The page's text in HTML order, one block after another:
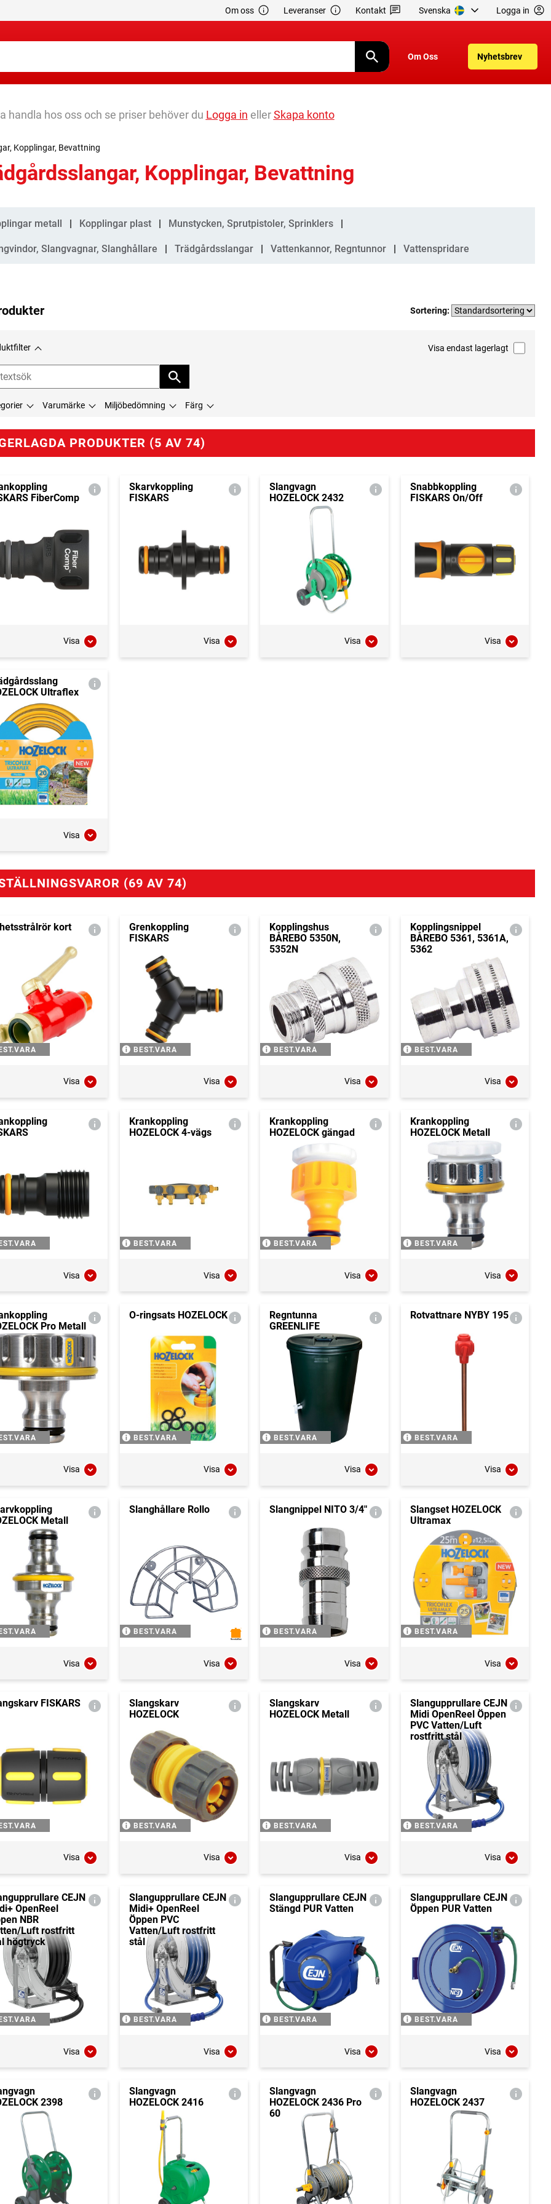
Om oss Leveranser Kontakt Svenska Logga in
Om Oss Nyhetsbrev
handla hos oss och se priser behöver du Logga in ellerSkapa konto
Kopplingar, Bevattning
Kopplingar, Bevattning
metall Kopplingar plast Munstycken, Sprutpistoler, Sprinklers
Slangvagnar, Slanghållare Trädgårdsslangar Vattenkannor, Regntunnor Vattenspridare
Sortering:
Visa endast lagerlagt
Varumärke Miljöbedömning Färg
PRODUKTER (5 AV 74)
FiberComp
Visa
Skarvkoppling
FISKARS
Visa
Slangvagn
HOZELOCK 2432
Visa
Snabbkoppling
FISKARS On/Off
Visa
Ultraflex
Visa
(69 AV 74)
kort
Visa
Grenkoppling
FISKARS
BEST.VARA
Visa
Kopplingshus
BÅREBO 5350N,
5352N
BEST.VARA
Visa
Kopplingsnippel
BÅREBO 5361, 5361A,
5362
BEST.VARA
Visa
Visa
Krankoppling
HOZELOCK 4-vägs
BEST.VARA
Visa
Krankoppling
HOZELOCK gängad
BEST.VARA
Visa
Krankoppling
HOZELOCK Metall
BEST.VARA
Visa
Pro Metall
Visa
O-ringsats HOZELOCK
BEST.VARA
Visa
Regntunna
GREENLIFE
BEST.VARA
Visa
Rotvattnare NYBY 195
BEST.VARA
Visa
Metall
Visa
Slanghållare Rollo
BEST.VARA
Visa
Slangnippel NITO 3/4"
BEST.VARA
Visa
Slangset HOZELOCK
Ultramax
BEST.VARA
Visa
FISKARS
Visa
Slangskarv
HOZELOCK
BEST.VARA
Visa
Slangskarv
HOZELOCK Metall
BEST.VARA
Visa
Slangupprullare CEJN
Midi OpenReel Öppen
PVC Vatten/Luft
rostfritt stål
BEST.VARA
Visa
CEJN
OpenReel
NBR
Luft rostfritt
högtryck
Visa
Slangupprullare CEJN
Midi+ OpenReel
Öppen PVC
Vatten/Luft rostfritt
stål
BEST.VARA
Visa
Slangupprullare CEJN
Stängd PUR Vatten
BEST.VARA
Visa
Slangupprullare CEJN
Öppen PUR Vatten
BEST.VARA
Visa
2398
Slangvagn
HOZELOCK 2416
Slangvagn
HOZELOCK 2436 Pro
60
Slangvagn
HOZELOCK 2437